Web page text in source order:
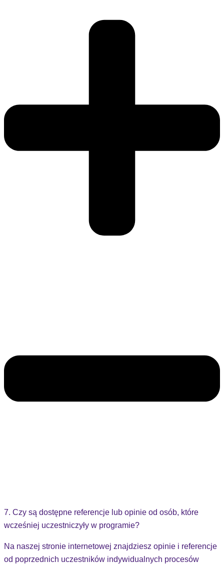
7. Czy są dostępne referencje lub opinie od osób, które
wcześniej uczestniczyły w programie?
Na naszej stronie internetowej znajdziesz opinie i referencje
od poprzednich uczestników indywidualnych procesów